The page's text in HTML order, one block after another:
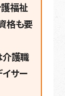
福祉
格も要
護職
イサー